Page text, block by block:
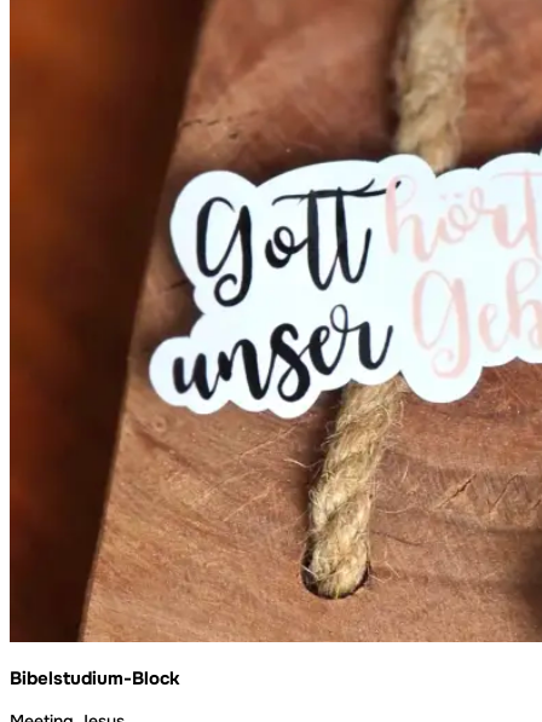
Bibelstudium-Block